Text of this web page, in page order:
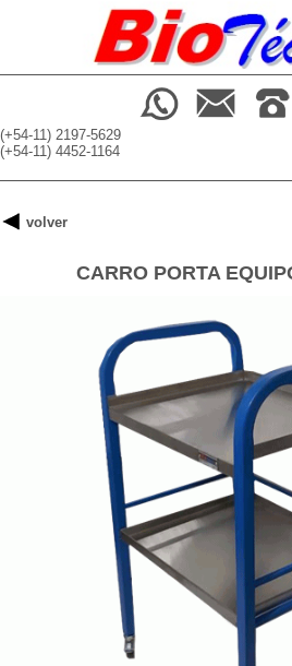
(+54-11) 2197-5629
(+54-11) 4452-1164
BUSCADOR
NOSOTROS
volver
CARRO PORTA